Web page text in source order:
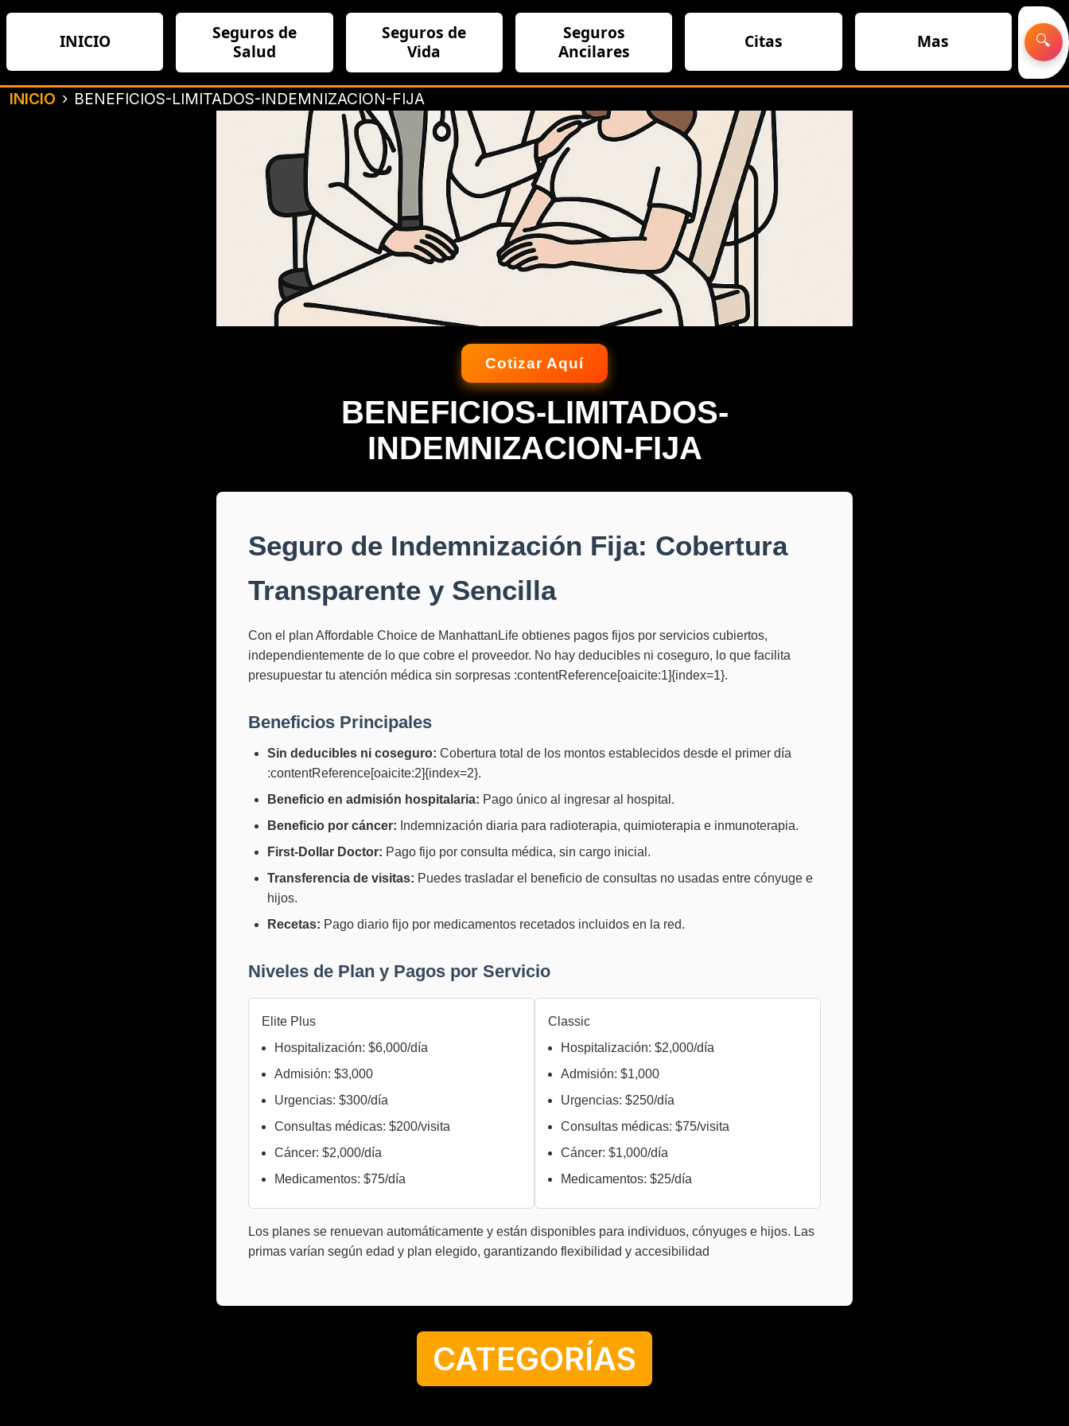
INICIO
Seguros de
Salud
Seguros de
Vida
Seguros
Ancilares
Citas Mas 🔍
INICIO BENEFICIOS-LIMITADOS-INDEMNIZACION-FIJA
Cotizar Aquí
BENEFICIOS-LIMITADOS-
INDEMNIZACION-FIJA
Seguro de Indemnización Fija: Cobertura
Transparente y Sencilla
Con el plan Affordable Choice de ManhattanLife obtienes pagos fijos por servicios cubiertos,
independientemente de lo que cobre el proveedor. No hay deducibles ni coseguro, lo que facilita
presupuestar tu atención médica sin sorpresas :contentReference[oaicite:1]{index=1}.
Beneficios Principales
Sin deducibles ni coseguro: Cobertura total de los montos establecidos desde el primer día
:contentReference[oaicite:2]{index=2}.
Beneficio en admisión hospitalaria: Pago único al ingresar al hospital.
Beneficio por cáncer: Indemnización diaria para radioterapia, quimioterapia e inmunoterapia.
First-Dollar Doctor: Pago fijo por consulta médica, sin cargo inicial.
Transferencia de visitas: Puedes trasladar el beneficio de consultas no usadas entre cónyuge e
hijos.
Recetas: Pago diario fijo por medicamentos recetados incluidos en la red.
Niveles de Plan y Pagos por Servicio
Elite Plus
Hospitalización: $6,000/día
Admisión: $3,000
Urgencias: $300/día
Consultas médicas: $200/visita
Cáncer: $2,000/día
Medicamentos: $75/día
Classic
Hospitalización: $2,000/día
Admisión: $1,000
Urgencias: $250/día
Consultas médicas: $75/visita
Cáncer: $1,000/día
Medicamentos: $25/día
Los planes se renuevan automáticamente y están disponibles para individuos, cónyuges e hijos. Las
primas varían según edad y plan elegido, garantizando flexibilidad y accesibilidad
CATEGORÍAS